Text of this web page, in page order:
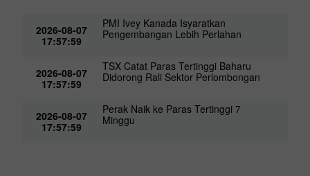
2026-08-07
17:57:59
PMI Ivey Kanada Isyaratkan
Pengembangan Lebih Perlahan
2026-08-07
17:57:59
TSX Catat Paras Tertinggi Baharu
Didorong Rali Sektor Perlombongan
2026-08-07
17:57:59
Perak Naik ke Paras Tertinggi 7
Minggu